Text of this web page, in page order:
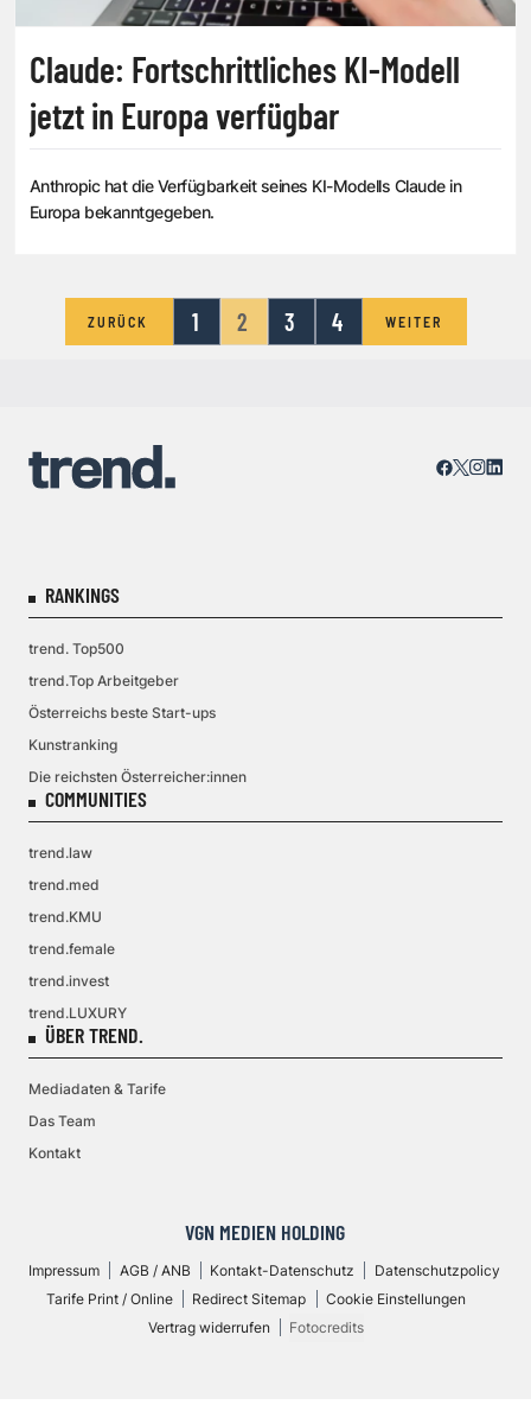
Claude: Fortschrittliches KI-Modell
jetzt in Europa verfügbar
Anthropic hat die Verfügbarkeit seines KI-Modells Claude in
Europa bekanntgegeben.
ZURÜCK 1 2 3 4 WEITER
RANKINGS
trend. Top500
trend.Top Arbeitgeber
Österreichs beste Start-ups
Kunstranking
Die reichsten Österreicher:innen
COMMUNITIES
trend.law
trend.med
trend.KMU
trend.female
trend.invest
trend.LUXURY
ÜBER TREND.
Mediadaten & Tarife
Das Team
Kontakt
VGN MEDIEN HOLDING
Impressum AGB / ANB Kontakt-Datenschutz
Datenschutzpolicy
Tarife Print / Online
Redirect Sitemap
Cookie Einstellungen
Vertrag widerrufen
Fotocredits